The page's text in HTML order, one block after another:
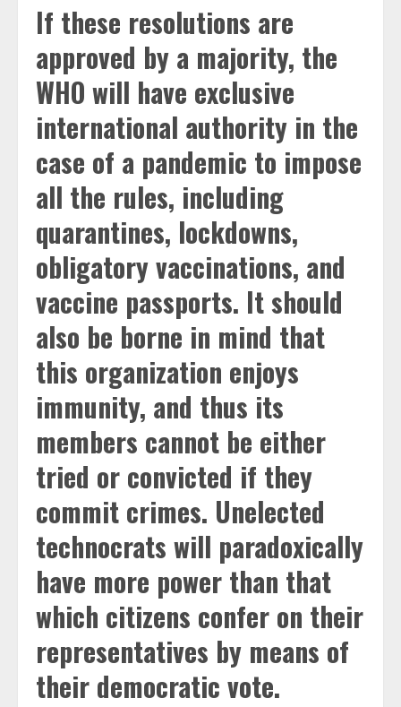
If these resolutions are
approved by a majority, the
WHO will have exclusive
international authority in the
case of a pandemic to impose
all the rules, including
quarantines, lockdowns,
obligatory vaccinations, and
vaccine passports. It should
also be borne in mind that
this organization enjoys
immunity, and thus its
members cannot be either
tried or convicted if they
commit crimes. Unelected
technocrats will paradoxically
have more power than that
which citizens confer on their
representatives by means of
their democratic vote.